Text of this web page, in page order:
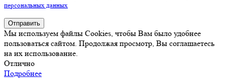
персональных данных
Отправить
Мы используем файлы Cookies, чтобы Вам было удобнее
пользоваться сайтом. Продолжая просмотр, Вы соглашаетесь
на их использование.
Отлично
Подробнее